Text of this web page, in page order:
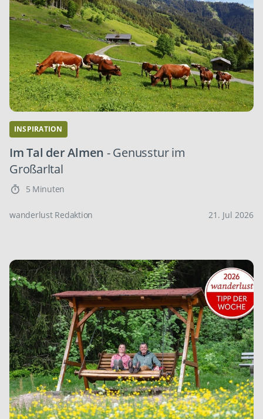
INSPIRATION
Im Tal der Almen - Genusstur im
Großarltal
5 Minuten
wanderlust Redaktion 21. Jul 2026